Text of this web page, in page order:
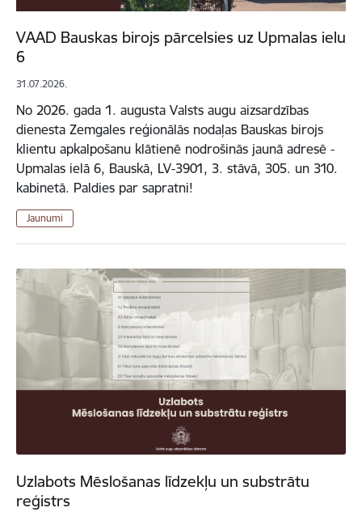
VAAD Bauskas birojs pārcelsies uz Upmalas ielu
6
31.07.2026.
No 2026. gada 1. augusta Valsts augu aizsardzības
dienesta Zemgales reģionālās nodaļas Bauskas birojs
klientu apkalpošanu klātienē nodrošinās jaunā adresē -
Upmalas ielā 6, Bauskā, LV-3901, 3. stāvā, 305. un 310.
kabinetā. Paldies par sapratni!
Jaunumi
Uzlabots Mēslošanas līdzekļu un substrātu
reģistrs